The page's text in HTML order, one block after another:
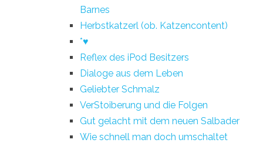
Barnes
Herbstkatzerl (ob. Katzencontent)
*♥
Reflex des iPod Besitzers
Dialoge aus dem Leben
Geliebter Schmalz
VerStoiberung und die Folgen
Gut gelacht mit dem neuen Salbader
Wie schnell man doch umschaltet